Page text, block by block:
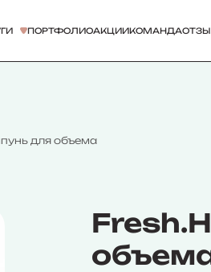
ПОРТФОЛИОАКЦИИКОМАНДА
для объема